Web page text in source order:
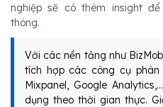
nghiệp sẽ có thêm insight
thông.
Với các nền tảng như
tích hợp các công cụ phân
Mixpanel, Google
dụng theo thời gian thực.